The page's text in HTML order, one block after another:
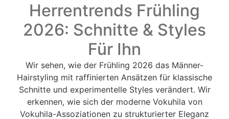
Herrentrends Frühling
2026: Schnitte & Styles
Für Ihn
Wir sehen, wie der Frühling 2026 das Männer-
Hairstyling mit raffinierten Ansätzen für klassische
Schnitte und experimentelle Styles verändert. Wir
erkennen, wie sich der moderne Vokuhila von
Vokuhila-Assoziationen zu strukturierter Eleganz